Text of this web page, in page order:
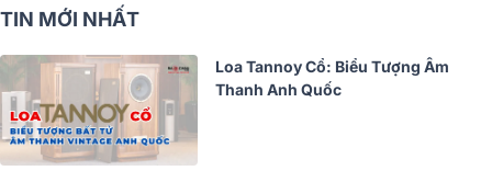
TIN MỚI NHẤT
Loa Tannoy Cổ: Biểu Tượng Âm
Thanh Anh Quốc